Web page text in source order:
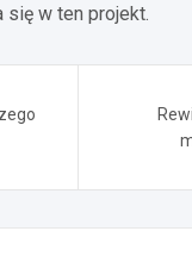
się w ten projekt.